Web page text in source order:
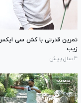
تمرین قدرتی با کش سی
زیب
۳ سال پیش